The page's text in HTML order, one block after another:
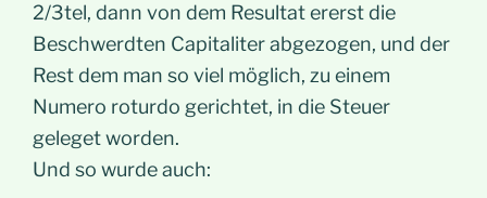
2/3tel, dann von dem Resultat ererst die
Beschwerdten Capitaliter abgezogen, und der
Rest dem man so viel möglich, zu einem
Numero roturdo gerichtet, in die Steuer
geleget worden.
Und so wurde auch: